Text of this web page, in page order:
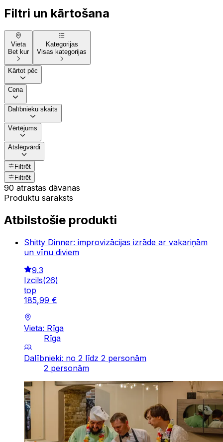
Filtri un kārtošana
Vieta
Bet kur
Kategorijas
Visas kategorijas
Kārtot pēc
Cena
Dalībnieku skaits
Vērtējums
Atslēgvārdi
Filtrēt
Filtrēt
90 atrastas dāvanas
Produktu saraksts
Atbilstošie produkti
Shitty Dinner: improvizācijas izrāde ar vakariņām
un vīnu diviem
9.3
Izcils(26)
top
185,99 €
Vieta: Rīga
Rīga
Dalībnieki: no 2 līdz 2 personām
2 personām